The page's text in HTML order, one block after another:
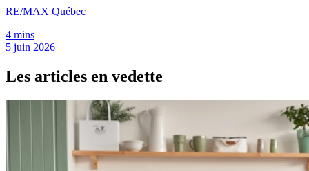
RE/MAX Québec
4 mins
5 juin 2026
Les articles en vedette